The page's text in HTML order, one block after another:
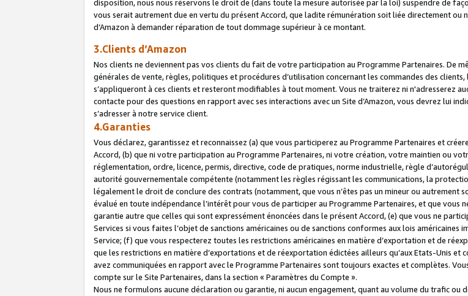
disposition, nous nous réservons le droit de (dans toute la mesure autorisée par la loi) suspendre de
vous serait autrement due en vertu du présent Accord, que ladite rémunération soit liée directement
d’Amazon à demander réparation de tout dommage supérieur à ce montant.
3.Clients d’Amazon
Nos clients ne deviennent pas vos clients du fait de votre participation au Programme Partenaires. De
générales de vente, règles, politiques et procédures d’utilisation concernant les commandes des
s’appliqueront à ces clients et resteront modifiables à tout moment. Vous ne traiterez ni n'adresserez
contacte pour des questions en rapport avec ses interactions avec un Site d’Amazon, vous devrez lui
s’adresser à notre service client.
4.Garanties
Vous déclarez, garantissez et reconnaissez (a) que vous participerez au Programme Partenaires et
Accord, (b) que ni votre participation au Programme Partenaires, ni votre création, votre maintien ou
réglementation, ordre, licence, permis, directive, code de pratiques, norme industrielle, règle
autorité gouvernementale compétente (notamment les règles régissant les communications, la
légalement le droit de conclure des contrats (notamment, que vous n’êtes pas un mineur ou autrement
évalué en toute indépendance l’intérêt pour vous de participer au Programme Partenaires, et que vous
garantie autre que celles qui sont expressément énoncées dans le présent Accord, (e) que vous ne
Services si vous faites l’objet de sanctions américaines ou de sanctions conformes aux lois
Service; (f) que vous respecterez toutes les restrictions américaines en matière d’exportation et de
que les restrictions en matière d’exportations et de réexportation édictées ailleurs qu’aux Etats-Unis
avez communiquées en rapport avec le Programme Partenaires sont toujours exactes et complètes.
compte sur le Site Partenaires, dans la section « Paramètres du Compte ».
Nous ne formulons aucune déclaration ou garantie, ni aucun engagement, quant au volume du trafic